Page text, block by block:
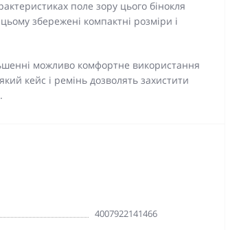
поле зору цього бінокля
збережені компактні розміри і
можливо комфортне використання
кейс і ремінь дозволять захистити
4007922141466